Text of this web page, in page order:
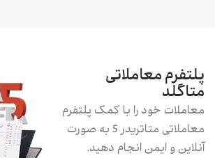
پلتفرم معاملاتی
متاگلد
معاملات خود را با کمک پلتفرم
معاملاتی متاتریدر 5 به صورت
آنلاین و ایمن انجام دهید.